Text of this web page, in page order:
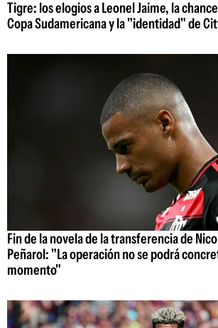
Tigre: los elogios a Leonel Jaime, la
Copa Sudamericana y la "identidad" de
Fin de la novela de la transferencia de
Peñarol: "La operación no se podrá
momento"